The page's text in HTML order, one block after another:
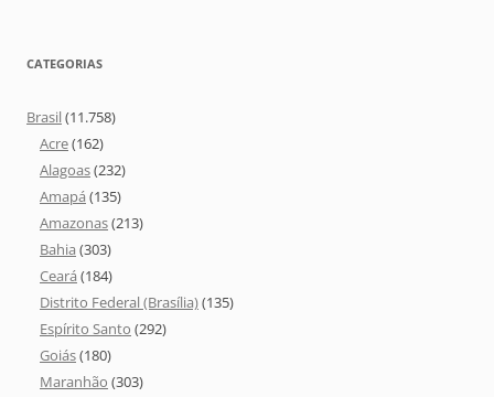
CATEGORIAS
Brasil(11.758)
Acre(162)
Alagoas(232)
Amapá (135)
Amazonas(213)
Bahia (303)
Ceará (184)
Distrito Federal (Brasília)(135)
Espírito Santo (292)
Goiás(180)
Maranhão (303)